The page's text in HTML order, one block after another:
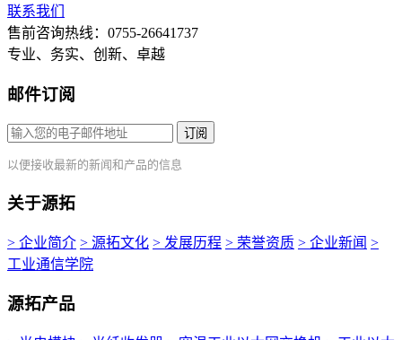
联系我们
售前咨询热线：0755-26641737
专业、务实、创新、卓越
邮件订阅
订阅
以便接收最新的新闻和产品的信息
关于源拓
> 企业简介 > 源拓文化 > 发展历程 > 荣誉资质 > 企业新闻 >
工业通信学院
源拓产品